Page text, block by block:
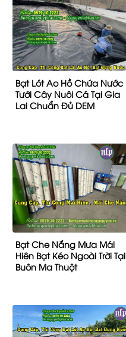
Bạt Lót Ao Hồ Chứa Nước
Tưới Cây Nuôi Cá Tại Gia
Lai Chuẩn Đủ DEM
Bạt Che Nắng Mưa Mái
Hiên Bạt Kéo Ngoài Trời Tại
Buôn Ma Thuột